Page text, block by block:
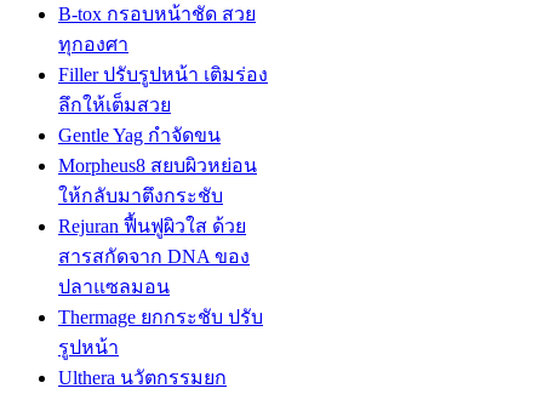
B-tox กรอบหน้าชัด สวย
ทุกองศา
Filler ปรับรูปหน้า เติมร่อง
ลึกให้เต็มสวย
Gentle Yag กำจัดขน
Morpheus8 สยบผิวหย่อน
ให้กลับมาตึงกระชับ
Rejuran ฟื้นฟูผิวใส ด้วย
สารสกัดจาก DNA ของ
ปลาแซลมอน
Thermage ยกกระชับ ปรับ
รูปหน้า
Ulthera นวัตกรรมยก